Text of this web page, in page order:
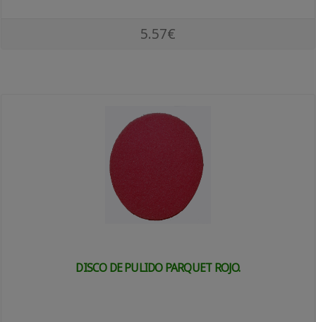
5.57€
DISCO DE PULIDO PARQUET ROJO.